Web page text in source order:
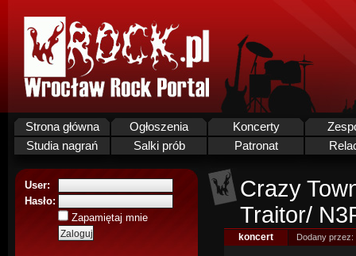
Strona główna Ogłoszenia Koncerty
Studia nagrań
Salki prób Patronat
User:
Hasło:
Zapamiętaj mnie
Crazy
Traitor/
koncert Dodany przez: